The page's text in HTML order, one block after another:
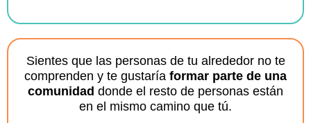
Sientes que las personas de tu alrededor no te
comprenden y te gustaría formar parte de una
comunidad donde el resto de personas están
en el mismo camino que tú.